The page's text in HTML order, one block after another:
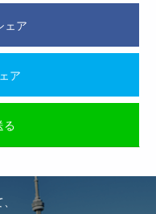
ェア
ア
る